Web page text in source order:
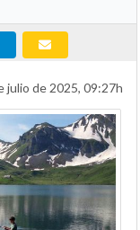
julio de 2025, 09:27h